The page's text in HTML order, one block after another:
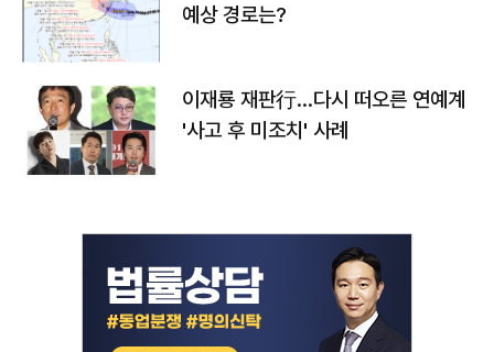
예상 경로는?
이재룡 재판行…다시 떠오른 연예계
'사고 후 미조치' 사례